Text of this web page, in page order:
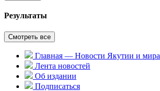
Результаты
Смотреть все
Главная — Новости Якутии и мира
Лента новостей
Об издании
Подписаться